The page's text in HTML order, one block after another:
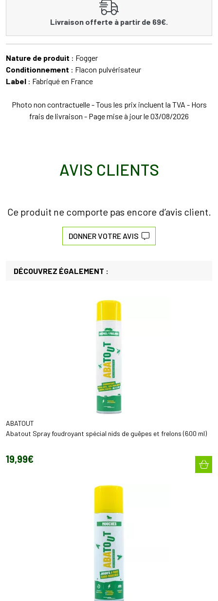
Livraison offerte à partir de 69€.
Nature de produit : Fogger
Conditionnement : Flacon pulvérisateur
Label : Fabriqué en France
Photo non contractuelle - Tous les prix incluent la TVA - Hors
frais de livraison - Page mise à jour le 03/08/2026
AVIS CLIENTS
Ce produit ne comporte pas encore d’avis client.
DONNER VOTRE AVIS
DÉCOUVREZ ÉGALEMENT :
ABATOUT
Abatout Spray foudroyant spécial nids de guêpes et frelons (600 ml)
19,99€